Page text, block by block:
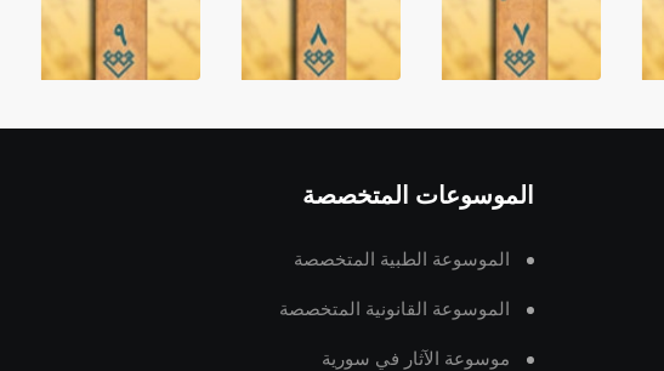
الموسوعات المتخصصة
الموسوعة الطبية المتخصصة
الموسوعة القانونية المتخصصة
موسوعة الآثار في سورية